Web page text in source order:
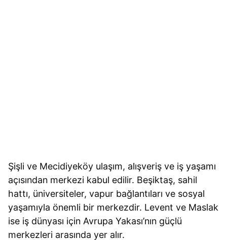
Şişli ve Mecidiyeköy ulaşım, alışveriş ve iş yaşamı
açısından merkezi kabul edilir. Beşiktaş, sahil
hattı, üniversiteler, vapur bağlantıları ve sosyal
yaşamıyla önemli bir merkezdir. Levent ve Maslak
ise iş dünyası için Avrupa Yakası’nın güçlü
merkezleri arasında yer alır.